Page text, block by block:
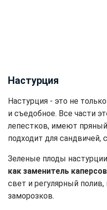
Настурция
Настурция - это не
и съедобное. Все части
лепестков, имеют
подходит для
Зеленые плоды настурции
как заменитель каперсов
свет и регулярный
заморозков.